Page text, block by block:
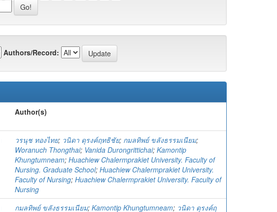
Authors/Record:
Author(s)
วรนุช ทองไทย; วนิดา ดุรงค์ฤทธิชัย; กมลทิพย์ ขลังธรรมเนียม;
Woranuch Thongthai; Vanida Durongrittichai; Kamontip
Khungtumneam; Huachiew Chalermprakiet University. Faculty of
Nursing. Graduate School; Huachiew Chalermprakiet University.
Faculty of Nursing; Huachiew Chalermprakiet University. Faculty of
Nursing
กมลทิพย์ ขลังธรรมเนียม; Kamontip Khungtumneam; วนิดา ดุรงค์ฤ